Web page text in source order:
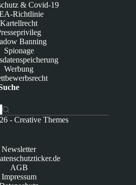
& Covid-19
Richtlinie
Kartellrecht
Banning
Spionage
Werbung
-Creative Themes
Newsletter
AGB
Impressum